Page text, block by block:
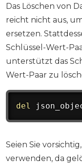
Das Löschen von
reicht nicht aus,
ersetzen.
Schlüssel-Wert-
unterstützt das
Wert-Paar zu
del
Seien Sie
verwenden, da